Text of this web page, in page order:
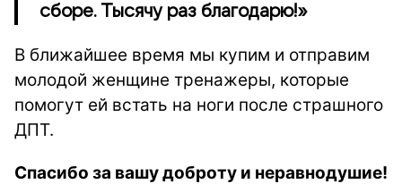
сборе. Тысячу раз благодарю!»
В ближайшее время мы купим и отправим
молодой женщине тренажеры, которые
помогут ей встать на ноги после страшного
ДПТ.
Спасибо за вашу доброту и неравнодушие!